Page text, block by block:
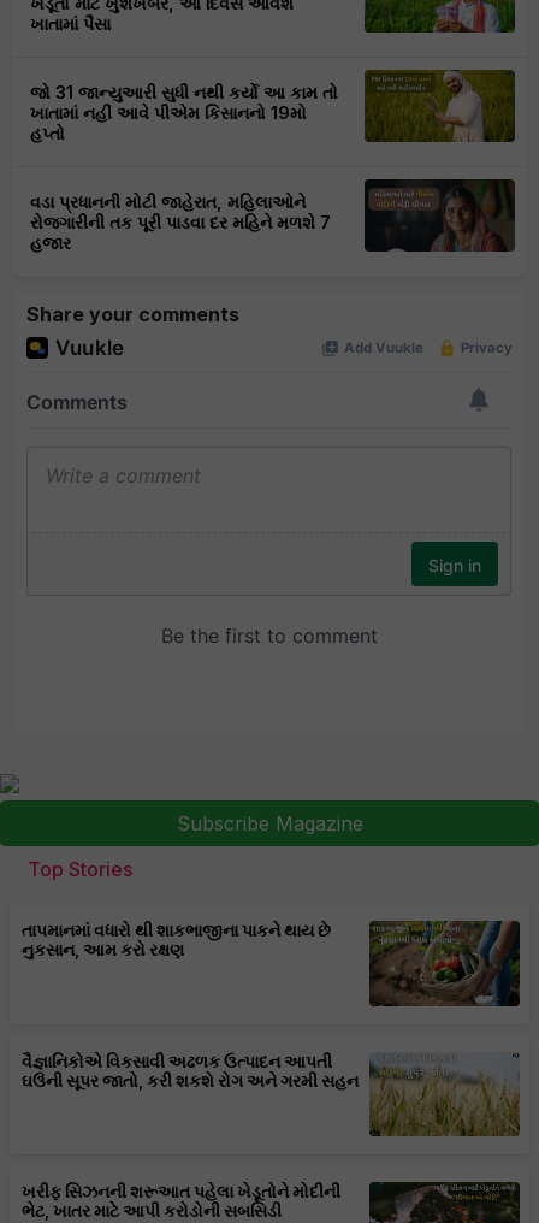
ખાતામાં પૈસા
જો 31 જાન્યુઆરી સુધી નથી કર્યો આ કામ તો
ખાતામાં નહીં આવે પીએમ કિસાનનો 19મો
હપ્તો
વડા પ્રધાનની મોટી જાહેરાત, મહિલાઓને
રોજગારીની તક પૂરી પાડવા દર મહિને મળશે 7
હજાર
Share your comments
Subscribe Magazine
Top Stories
તાપમાનમાં વધારો થી શાકભાજીના પાકને થાય છે
નુકસાન, આમ કરો રક્ષણ
વૈજ્ઞાનિકોએ વિકસાવી અઢળક ઉત્પાદન આપતી
ઘઉંની સૂપર જાતો, કરી શકશે રોગ અને ગરમી સહન
ખરીફ સિઝનની શરૂઆત પહેલા ખેડૂતોને મોદીની
ભેટ, ખાતર માટે આપી કરોડોની સબસિડી